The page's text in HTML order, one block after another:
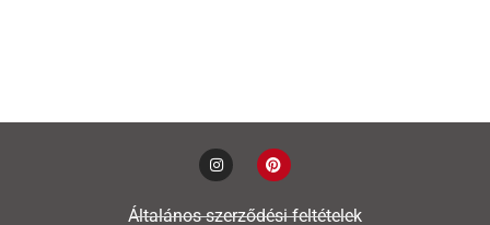
Általános szerződési feltételek